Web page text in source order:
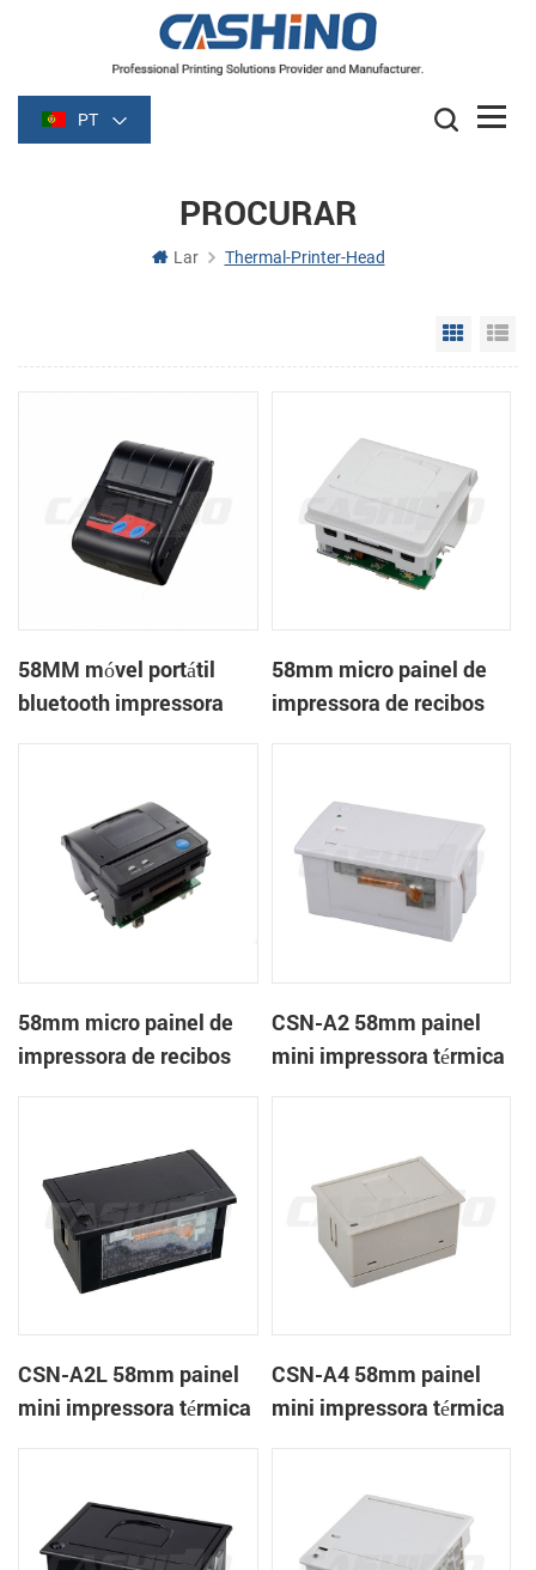
PT
PROCURAR
Lar Thermal-Printer-Head
Grid
58MM móvel portátil
bluetooth impressora
58mm micro painel de
impressora de recibos
58mm micro painel de
impressora de recibos
CSN-A2 58mm painel
mini impressora térmica
CSN-A2L 58mm painel
mini impressora térmica
CSN-A4 58mm painel
mini impressora térmica